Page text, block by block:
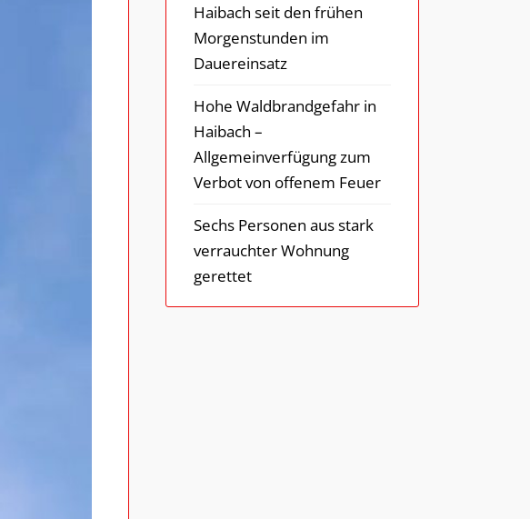
Haibach seit den frühen
Morgenstunden im
Dauereinsatz
Hohe Waldbrandgefahr in
Haibach –
Allgemeinverfügung zum
Verbot von offenem Feuer
Sechs Personen aus stark
verrauchter Wohnung
gerettet